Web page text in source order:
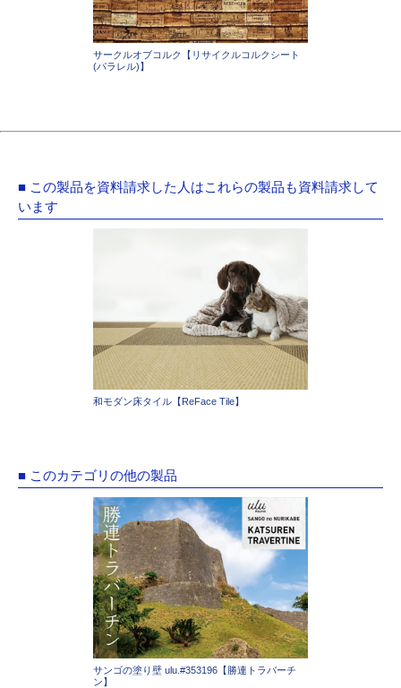
サークルオブコルク【リサイクルコルクシート
(パラレル)】
■ この製品を資料請求した人はこれらの製品も資料請求して
います
和モダン床タイル【ReFace Tile】
■ このカテゴリの他の製品
サンゴの塗り壁 ulu.#353196【勝連トラバーチ
ン】